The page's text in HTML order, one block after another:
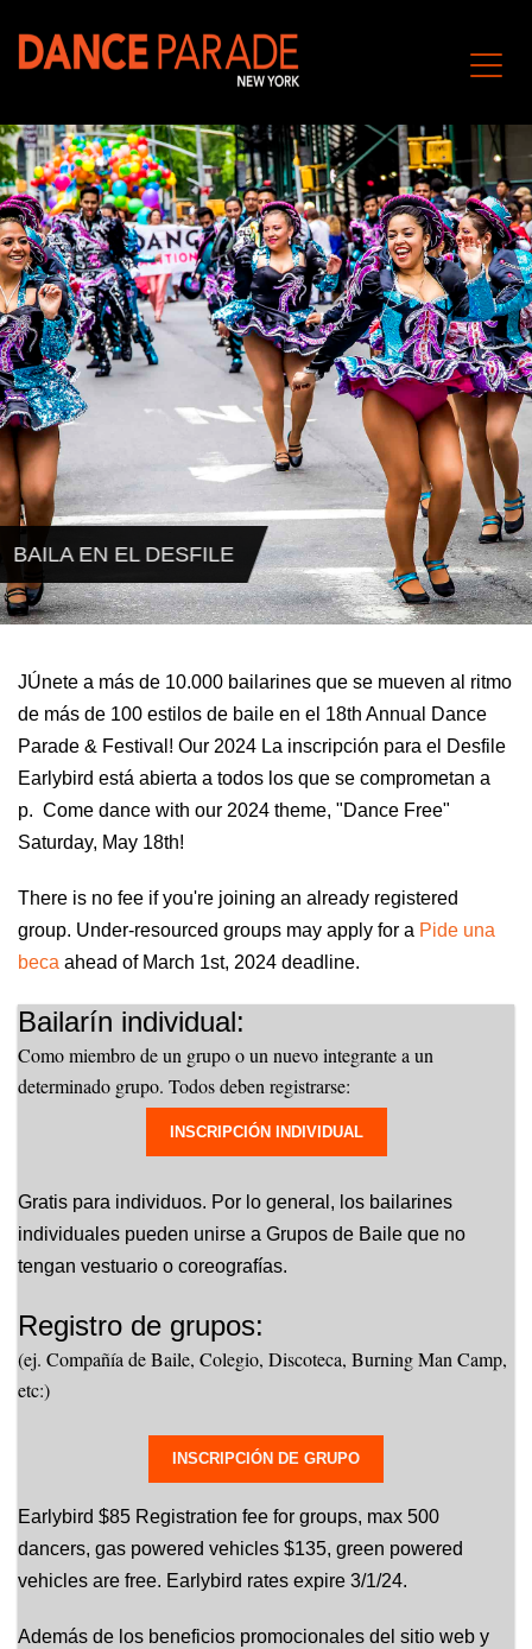
BAILA EN EL DESFILE
JÚnete a más de 10.000 bailarines que se mueven al ritmo
de más de 100 estilos de baile en el 18th Annual Dance
Parade & Festival! Our 2024 La inscripción para el Desfile
Earlybird está abierta a todos los que se comprometan a
p. Come dance with our 2024 theme, "Dance Free"
Saturday, May 18th!
There is no fee if you're joining an already registered
group. Under-resourced groups may apply for a Pide una
beca ahead of March 1st, 2024 deadline.
Bailarín individual:
Como miembro de un grupo o un nuevo integrante a un
determinado grupo. Todos deben registrarse:
INSCRIPCIÓN INDIVIDUAL
Gratis para individuos. Por lo general, los bailarines
individuales pueden unirse a Grupos de Baile que no
tengan vestuario o coreografías.
Registro de grupos:
(ej. Compañía de Baile, Colegio, Discoteca, Burning Man Camp,
etc:)
INSCRIPCIÓN DE GRUPO
Earlybird $85 Registration fee for groups, max 500
dancers, gas powered vehicles $135, green powered
vehicles are free. Earlybird rates expire 3/1/24.
Además de los beneficios promocionales del sitio web y